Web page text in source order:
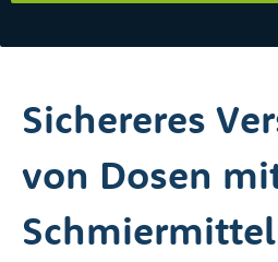
Sichereres
von Dosen